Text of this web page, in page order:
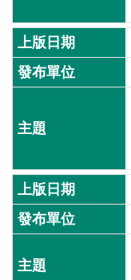
民
信
箱
雙
語
彙
常
見
答